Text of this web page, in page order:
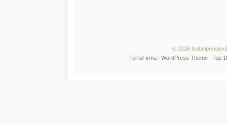
© 2026
TerraFirma| WordPress Theme| Top